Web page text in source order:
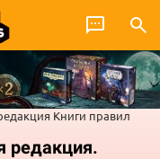
Книги правил
редакция.